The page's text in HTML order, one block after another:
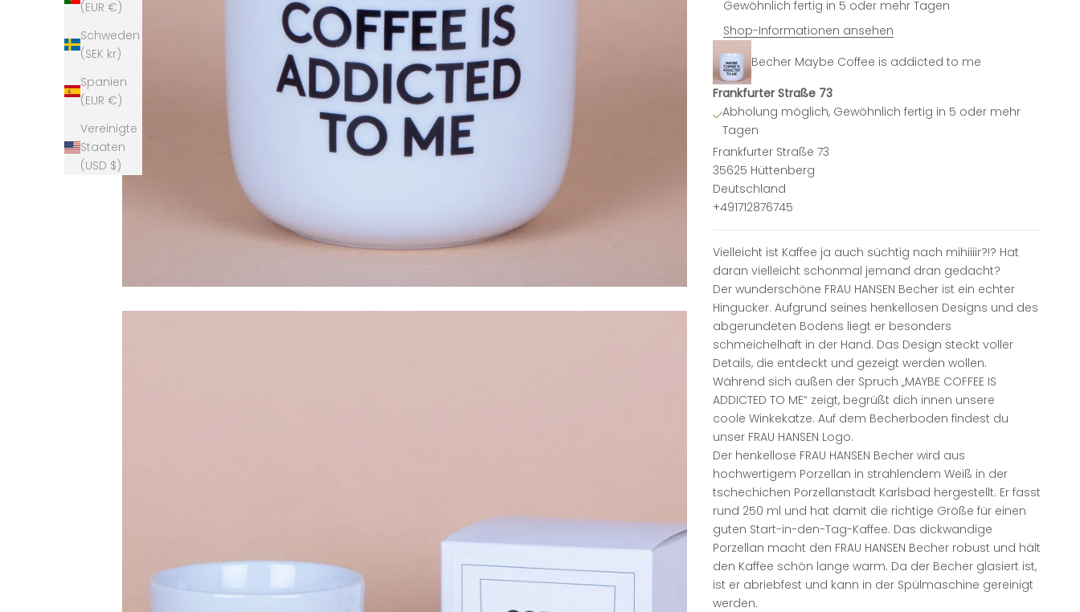
(EUR €)
Schweden
(SEK kr)
Spanien
(EUR €)
Vereinigte
Staaten
(USD $)
Gewöhnlich fertig in 5 oder mehr Tagen
Shop-Informationen ansehen
Becher Maybe Coffee is addicted to me
Frankfurter Straße 73
Abholung möglich, Gewöhnlich fertig in 5 oder mehr
Tagen
Frankfurter Straße 73
35625 Hüttenberg
Deutschland
+491712876745
Vielleicht ist Kaffee ja auch süchtig nach mihiiiir?!? Hat
daran vielleicht schonmal jemand dran gedacht?
Der wunderschöne FRAU HANSEN Becher ist ein echter
Hingucker. Aufgrund seines henkellosen Designs und des
abgerundeten Bodens liegt er besonders
schmeichelhaft in der Hand. Das Design steckt voller
Details, die entdeckt und gezeigt werden wollen.
Während sich außen der Spruch „MAYBE COFFEE IS
ADDICTED TO ME“ zeigt, begrüßt dich innen unsere
coole Winkekatze. Auf dem Becherboden findest du
unser FRAU HANSEN Logo.
Der henkellose FRAU HANSEN Becher wird aus
hochwertigem Porzellan in strahlendem Weiß in der
tschechichen Porzellanstadt Karlsbad hergestellt. Er fasst
rund 250 ml und hat damit die richtige Größe für einen
guten Start-in-den-Tag-Kaffee. Das dickwandige
Porzellan macht den FRAU HANSEN Becher robust und hält
den Kaffee schön lange warm. Da der Becher glasiert ist,
ist er abriebfest und kann in der Spülmaschine gereinigt
werden.